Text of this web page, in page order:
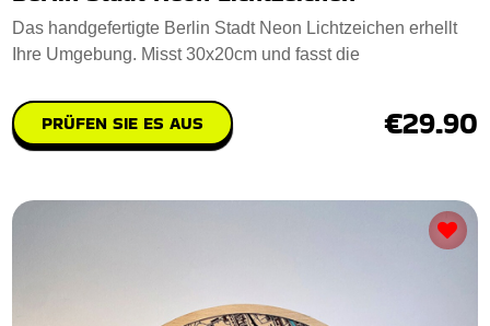
Das handgefertigte Berlin Stadt Neon Lichtzeichen erhellt
Ihre Umgebung. Misst 30x20cm und fasst die
PRÜFEN SIE ES AUS €29.90